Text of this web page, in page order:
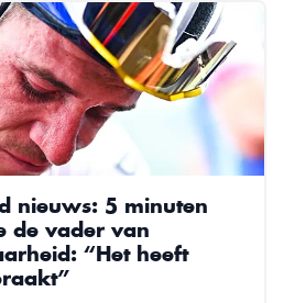
nieuws: 5 minuten
de vader van
“Het heeft